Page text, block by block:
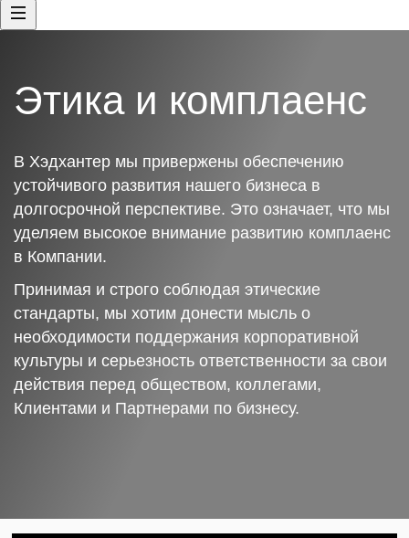
Этика и комплаенс
В Хэдхантер мы привержены обеспечению
устойчивого развития нашего бизнеса в
долгосрочной перспективе. Это означает, что мы
уделяем высокое внимание развитию комплаенс
в Компании.
Принимая и строго соблюдая этические
стандарты, мы хотим донести мысль о
необходимости поддержания корпоративной
культуры и серьезность ответственности за свои
действия перед обществом, коллегами,
Клиентами и Партнерами по бизнесу.